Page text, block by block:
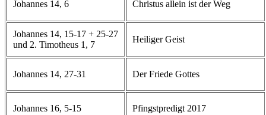
Johannes 14, 6 Christus allein ist der Weg
Johannes 14, 15-17 + 25-27
und 2. Timotheus 1, 7
Heiliger Geist
Johannes 14, 27-31 Der Friede Gottes
Johannes 16, 5-15 Pfingstpredigt 2017